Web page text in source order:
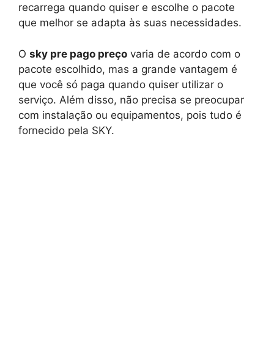
recarrega quando quiser e escolhe o pacote
que melhor se adapta às suas necessidades.
O sky pre pago preço varia de acordo com o
pacote escolhido, mas a grande vantagem é
que você só paga quando quiser utilizar o
serviço. Além disso, não precisa se preocupar
com instalação ou equipamentos, pois tudo é
fornecido pela SKY.